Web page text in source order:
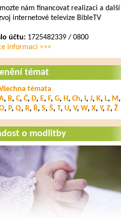
nám financovat realizaci a další
internetové televize BibleTV
účtu:1725482339 / 0800
informací >>>
témat
témata
, B, C, Č, D, E, F, G, H, Ch, , J, K, L, M,
, P, Q, R, Ř, S, Š, T, U, V, W, X, Y, Z, Ž
o modlitby